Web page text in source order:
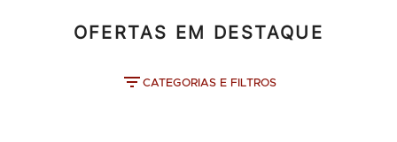
OFERTAS EM DESTAQUE
CATEGORIAS E FILTROS